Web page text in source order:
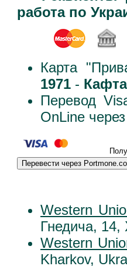
работа по
Карта
1971 -
Перевод
OnLine
Перевести через
Western
Гнедича,
Western
Kharkov,